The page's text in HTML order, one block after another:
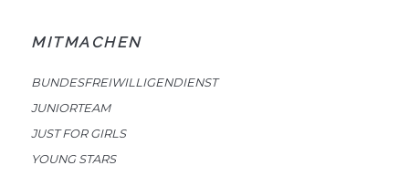
MITMACHEN
BUNDESFREIWILLIGENDIENST
JUNIORTEAM
JUST FOR GIRLS
YOUNG STARS